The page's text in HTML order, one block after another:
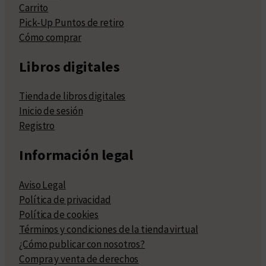
Carrito
Pick-Up Puntos de retiro
Cómo comprar
Libros digitales
Tienda de libros digitales
Inicio de sesión
Registro
Información legal
Aviso Legal
Política de privacidad
Política de cookies
Términos y condiciones de la tienda virtual
¿Cómo publicar con nosotros?
Compra y venta de derechos